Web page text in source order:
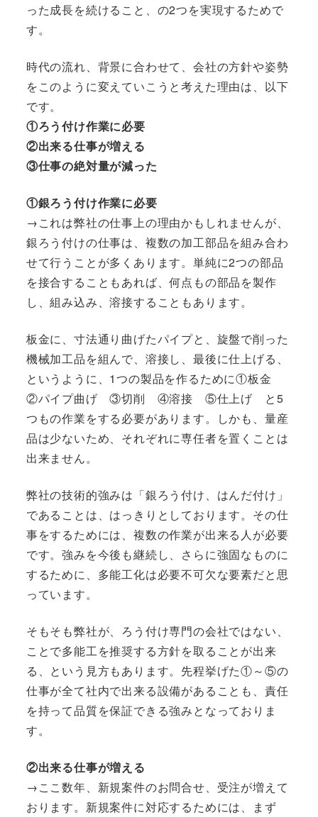
った成長を続けること、の2つを実現するためで
す。
時代の流れ、背景に合わせて、会社の方針や姿勢
をこのように変えていこうと考えた理由は、以下
です。
①ろう付け作業に必要
②出来る仕事が増える
③仕事の絶対量が減った
①銀ろう付け作業に必要
→これは弊社の仕事上の理由かもしれませんが、
銀ろう付けの仕事は、複数の加工部品を組み合わ
せて行うことが多くあります。単純に2つの部品
を接合することもあれば、何点もの部品を製作
し、組み込み、溶接することもあります。
板金に、寸法通り曲げたパイプと、旋盤で削った
機械加工品を組んで、溶接し、最後に仕上げる、
というように、1つの製品を作るために①板金
②パイプ曲げ ③切削 ④溶接 ⑤仕上げ と5
つもの作業をする必要があります。しかも、量産
品は少ないため、それぞれに専任者を置くことは
出来ません。
弊社の技術的強みは「銀ろう付け、はんだ付け」
であることは、はっきりとしております。その仕
事をするためには、複数の作業が出来る人が必要
です。強みを今後も継続し、さらに強固なものに
するために、多能工化は必要不可欠な要素だと思
っています。
そもそも弊社が、ろう付け専門の会社ではない、
ことで多能工を推奨する方針を取ることが出来
る、という見方もあります。先程挙げた①～⑤の
仕事が全て社内で出来る設備があることも、責任
を持って品質を保証できる強みとなっておりま
す。
②出来る仕事が増える
→ここ数年、新規案件のお問合せ、受注が増えて
おります。新規案件に対応するためには、まず